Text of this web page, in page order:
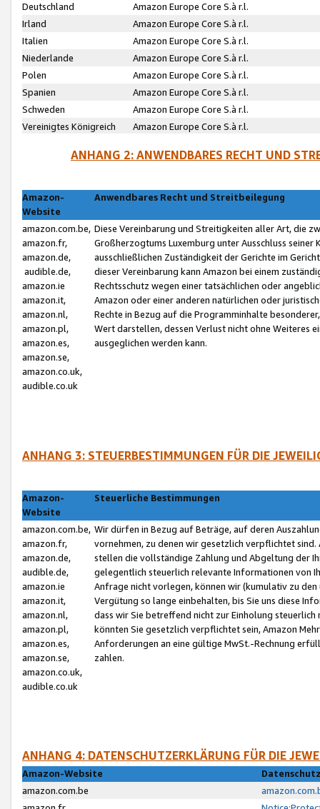
Deutschland
Amazon Europe Core S.à r.l.
Irland
Amazon Europe Core S.à r.l.
Italien
Amazon Europe Core S.à r.l.
Niederlande
Amazon Europe Core S.à r.l.
Polen
Amazon Europe Core S.à r.l.
Spanien
Amazon Europe Core S.à r.l.
Schweden
Amazon Europe Core S.à r.l.
Vereinigtes Königreich
Amazon Europe Core S.à r.l.
ANHANG 2: ANWENDBARES RECHT UND
Amazon-
Website
Anwendbares Recht und Streitbeilegung
amazon.com.be,
amazon.fr,
amazon.de,
audible.de,
amazon.ie
amazon.it,
amazon.nl,
amazon.pl,
amazon.es,
amazon.se,
amazon.co.uk,
audible.co.uk
Diese Vereinbarung und Streitigkeiten aller Art, die
Großherzogtums Luxemburg unter Ausschluss
ausschließlichen Zuständigkeit der Gerichte im
dieser Vereinbarung kann Amazon bei einem
Rechtsschutz wegen einer tatsächlichen oder
Amazon oder einer anderen natürlichen oder
Rechte in Bezug auf die Programminhalte
Wert darstellen, dessen Verlust nicht ohne Weiteres
ausgeglichen werden kann.
ANHANG 3: STEUERBESTIMMUNGEN FÜR DIE
Amazon-
Website
Steuerliche Bestimmungen
amazon.com.be,
amazon.fr,
amazon.de,
audible.de,
amazon.ie
amazon.it,
amazon.nl,
amazon.pl,
amazon.es,
amazon.se,
amazon.co.uk,
audible.co.uk
Wir dürfen in Bezug auf Beträge, auf deren
vornehmen, zu denen wir gesetzlich verpflichtet
stellen die vollständige Zahlung und Abgeltung der
gelegentlich steuerlich relevante Informationen von
Anfrage nicht vorlegen, können wir (kumulativ zu
Vergütung so lange einbehalten, bis Sie uns diese
dass wir Sie betreffend nicht zur Einholung
könnten Sie gesetzlich verpflichtet sein, Amazon
Anforderungen an eine gültige MwSt.-Rechnung
zahlen.
ANHANG 4: DATENSCHUTZERKLÄRUNG FÜR DIE
Amazon-Website
amazon.com.be